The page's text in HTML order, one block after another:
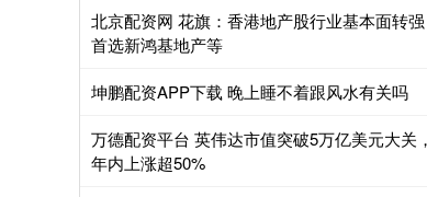
北京配资网 花旗：香港地产股行业基本面转强
首选新鸿基地产等
坤鹏配资APP下载 晚上睡不着跟风水有关吗
万德配资平台 英伟达市值突破5万亿美元大关，
年内上涨超50%